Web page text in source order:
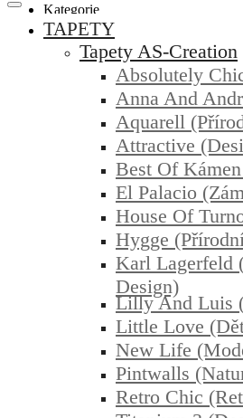
Kategorie
TAPETY
Tapety AS-Creation
Absolutely
Anna And
Aquarell
Attractive
Best Of
El Palacio
House Of
Hygge
Karl Lagerfeld
Design)
Lilly And Luis
Little Love
New Life
Pintwalls
Retro Chic